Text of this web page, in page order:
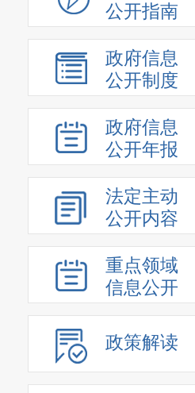
公开指南
政府信息
公开制度
政府信息
公开年报
法定主动
公开内容
重点领域
信息公开
政策解读